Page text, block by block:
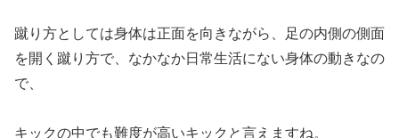
蹴り方としては身体は正面を向きながら、足の内側の側面
を開く蹴り方で、なかなか日常生活にない身体の動きなの
で、
キックの中でも難度が高いキックと言えますね。